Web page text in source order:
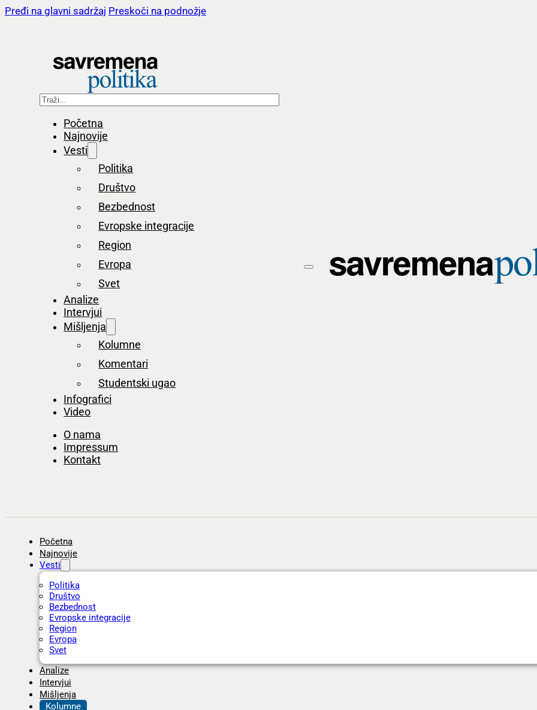
Pređi na glavni sadržaj Preskoči na podnožje
Pretraga
Početna
Najnovije
Vesti
Politika
Društvo
Bezbednost
Evropske integracije
Region
Evropa
Svet
Analize
Intervjui
Mišljenja
Kolumne
Komentari
Studentski ugao
Infografici
Video
O nama
Impressum
Kontakt
Početna
Najnovije
Vesti
Politika
Društvo
Bezbednost
Evropske integracije
Region
Evropa
Svet
Analize
Intervjui
Mišljenja
Kolumne